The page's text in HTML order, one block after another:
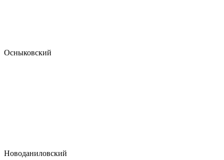
Осныковский
Новоданиловский